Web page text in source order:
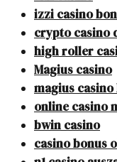
izzi casino
crypto casino
high roller
Magius casino
magius casino
online casino
bwin casino
casino bonus